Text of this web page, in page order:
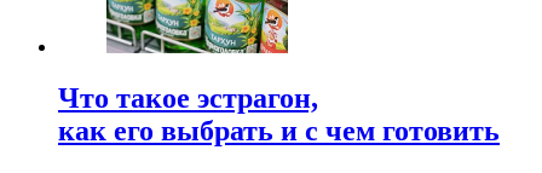
Что такое эстрагон,
как его выбрать и с чем готовить